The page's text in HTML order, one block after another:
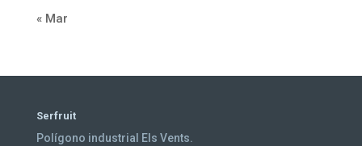
« Mar
Serfruit
Polígono industrial Els Vents.